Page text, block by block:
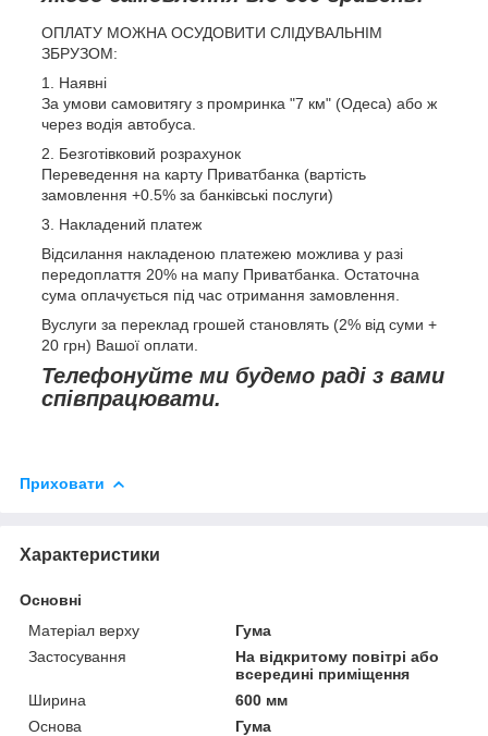
ОПЛАТУ МОЖНА ОСУДОВИТИ СЛІДУВАЛЬНІМ
ЗБРУЗОМ:
1. Наявні
За умови самовитягу з промринка "7 км" (Одеса) або ж
через водія автобуса.
2. Безготівковий розрахунок
Переведення на карту Приватбанка (вартість
замовлення +0.5% за банківські послуги)
3. Накладений платеж
Відсилання накладеною платежею можлива у разі
передоплаття 20% на мапу Приватбанка. Остаточна
сума оплачується під час отримання замовлення.
Вуслуги за переклад грошей становлять (2% від суми +
20 грн) Вашої оплати.
Телефонуйте ми будемо раді з вами
співпрацювати.
Приховати
Характеристики
Основні
Матеріал верху
Гума
Застосування
На відкритому повітрі або
всередині приміщення
Ширина
600 мм
Основа
Гума